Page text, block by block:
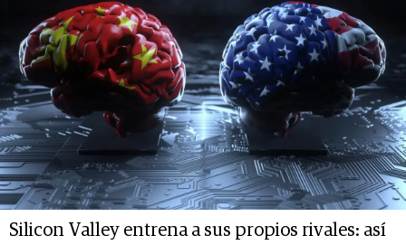
Silicon Valley entrena a sus propios rivales: así